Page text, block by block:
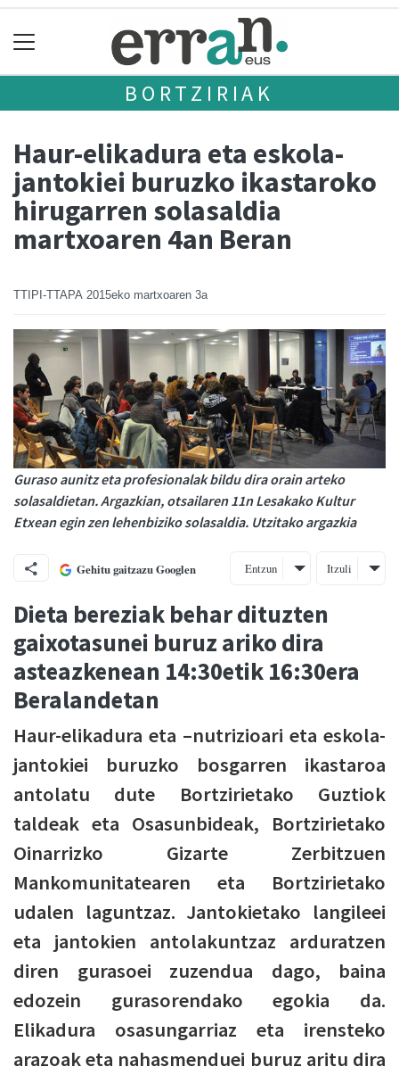
BORTZIRIAK
Haur-elikadura eta eskola-
jantokiei buruzko ikastaroko
hirugarren solasaldia
martxoaren 4an Beran
TTIPI-TTAPA 2015eko martxoaren 3a
Guraso aunitz eta profesionalak bildu dira orain arteko
solasaldietan. Argazkian, otsailaren 11n Lesakako Kultur
Etxean egin zen lehenbiziko solasaldia. Utzitako argazkia
Gehitu gaitzazu Googlen Entzun Itzuli
Dieta bereziak behar dituzten
gaixotasunei buruz ariko dira
asteazkenean 14:30etik 16:30era
Beralandetan
Haur-elikadura eta –nutrizioari eta eskola-
jantokiei buruzko bosgarren ikastaroa
antolatu dute Bortzirietako Guztiok
taldeak eta Osasunbideak, Bortzirietako
Oinarrizko Gizarte Zerbitzuen
Mankomunitatearen eta Bortzirietako
udalen laguntzaz. Jantokietako langileei
eta jantokien antolakuntzaz arduratzen
diren gurasoei zuzendua dago, baina
edozein gurasorendako egokia da.
Elikadura osasungarriaz eta irensteko
arazoak eta nahasmenduei buruz aritu dira